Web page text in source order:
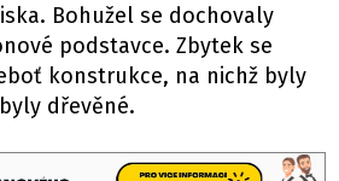
Bohužel se dochovaly
podstavce. Zbytek se
konstrukce, na nichž byly
dřevěné.